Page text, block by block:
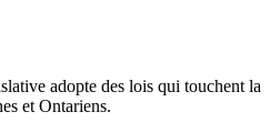
adopte des lois qui touchent la
et Ontariens.